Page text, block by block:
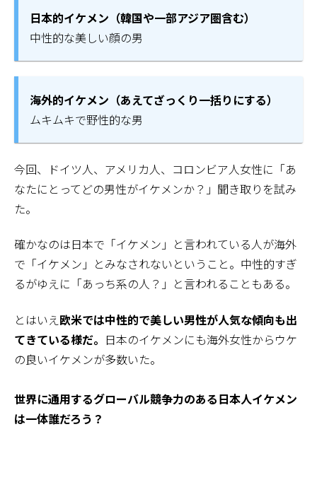
日本的イケメン（韓国や一部アジア圏含む）
中性的な美しい顔の男
海外的イケメン（あえてざっくり一括りにする）
ムキムキで野性的な男
今回、ドイツ人、アメリカ人、コロンビア人女性に「あ
なたにとってどの男性がイケメンか？」聞き取りを試み
た。
確かなのは日本で「イケメン」と言われている人が海外
で「イケメン」とみなされないということ。中性的すぎ
るがゆえに「あっち系の人？」と言われることもある。
とはいえ 欧米では中性的で美しい男性が人気な傾向も出
てきている様だ。 日本のイケメンにも海外女性からウケ
の良いイケメンが多数いた。
世界に通用するグローバル競争力のある日本人イケメン
は一体誰だろう？